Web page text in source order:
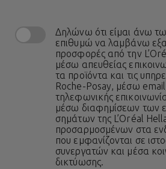
Δηλώνω ότι είμαι άνω
επιθυμώ να λαμβάνω
προσφορές από την
μέσω απευθείας
τα προϊόντα και τις
Roche-Posay, μέσω
τηλεφωνικής
μέσω διαφημίσεων των
σημάτων της L’Oréal
προσαρμοσμένων στα
που εμφανίζονται σε
συνεργατών και μέσα
δικτύωσης.